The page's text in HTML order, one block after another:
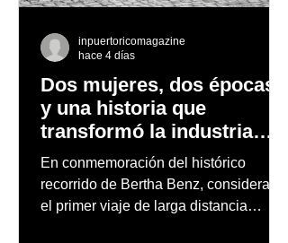
Dos mujeres, dos épocas
y una historia que
transformó la industria
automotriz
En conmemoración del histórico
recorrido de Bertha Benz, considerado
el primer viaje de larga distancia
inpuertoricomagazine
hace 4 días